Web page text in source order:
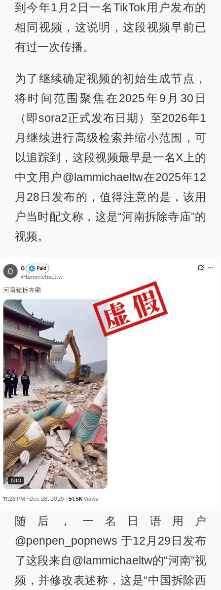
到今年1月2日一名TikTok用户发布的
相同视频，这说明，这段视频早前已
有过一次传播。
为了继续确定视频的初始生成节点，
将时间范围聚焦在2025年9月30日
（即sora2正式发布日期）至2026年1
月继续进行高级检索并缩小范围，可
以追踪到，这段视频最早是一名X上的
中文用户@lammichaeltw在2025年12
月28日发布的，值得注意的是，该用
户当时配文称，这是“河南拆除寺庙”的
视频。
随后，一名日语用户
@penpen_popnews 于12月29日发布
了这段来自@lammichaeltw的“河南”视
频，并修改表述称，这是“中国拆除西